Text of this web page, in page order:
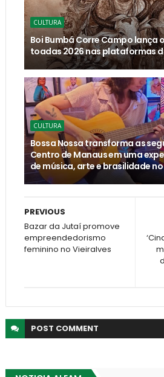
CULTURA
Boi Bumbá Corre Campo lança
toadas 2026 nas plataformas
CULTURA
Bossa Nossa transforma as
Centro de Manaus em uma
de música, arte e brasilidade no
PREVIOUS
Bazar da Jutaí promove
empreendedorismo
feminino no Vieiralves
POST COMMENT